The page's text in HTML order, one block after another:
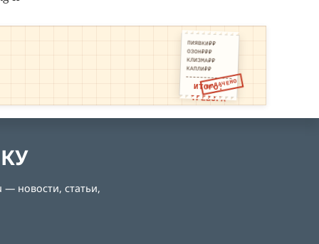
ПИЯВКИ₽₽
ОЗОН₽₽₽
КЛИЗМА₽₽
КАПЛИ₽₽
ИТОГО:
ТРЕВОГА
ОПЛАЧЕНО
новости, статьи,